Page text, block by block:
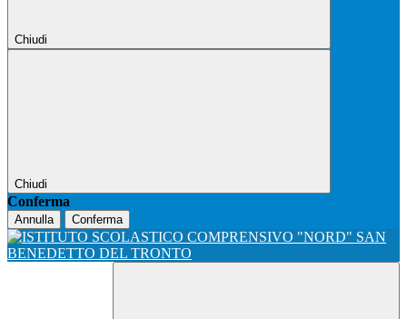
Chiudi
Chiudi
Conferma
Annulla Conferma